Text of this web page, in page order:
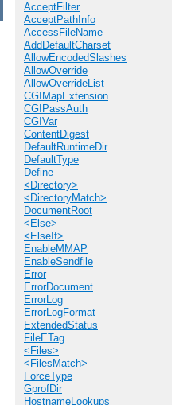
AcceptFilter
AcceptPathInfo
AccessFileName
AddDefaultCharset
AllowEncodedSlashes
AllowOverride
AllowOverrideList
CGIMapExtension
CGIPassAuth
CGIVar
ContentDigest
DefaultRuntimeDir
DefaultType
Define
<Directory>
<DirectoryMatch>
DocumentRoot
<Else>
<ElseIf>
EnableMMAP
EnableSendfile
Error
ErrorDocument
ErrorLog
ErrorLogFormat
ExtendedStatus
FileETag
<Files>
<FilesMatch>
ForceType
GprofDir
HostnameLookups